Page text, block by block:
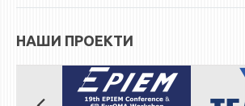
НАШИ ПРОЕКТИ